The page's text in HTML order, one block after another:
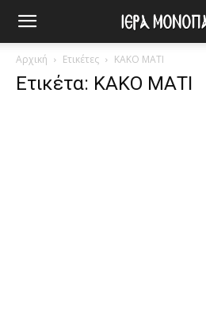
Αρχική Ετικέτες ΚΑΚΟ ΜΑΤΙ
Ετικέτα: ΚΑΚΟ ΜΑΤΙ